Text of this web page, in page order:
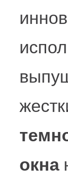
окна